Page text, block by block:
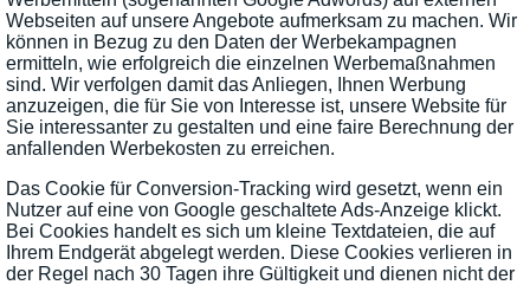
Webseiten auf unsere Angebote aufmerksam zu machen. Wir
können in Bezug zu den Daten der Werbekampagnen
ermitteln, wie erfolgreich die einzelnen Werbemaßnahmen
sind. Wir verfolgen damit das Anliegen, Ihnen Werbung
anzuzeigen, die für Sie von Interesse ist, unsere Website für
Sie interessanter zu gestalten und eine faire Berechnung der
anfallenden Werbekosten zu erreichen.
Das Cookie für Conversion-Tracking wird gesetzt, wenn ein
Nutzer auf eine von Google geschaltete Ads-Anzeige klickt.
Bei Cookies handelt es sich um kleine Textdateien, die auf
Ihrem Endgerät abgelegt werden. Diese Cookies verlieren in
der Regel nach 30 Tagen ihre Gültigkeit und dienen nicht der